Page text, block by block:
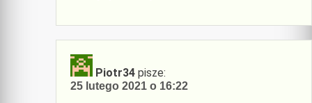
Piotr34 pisze:
25 lutego 2021 o 16:22